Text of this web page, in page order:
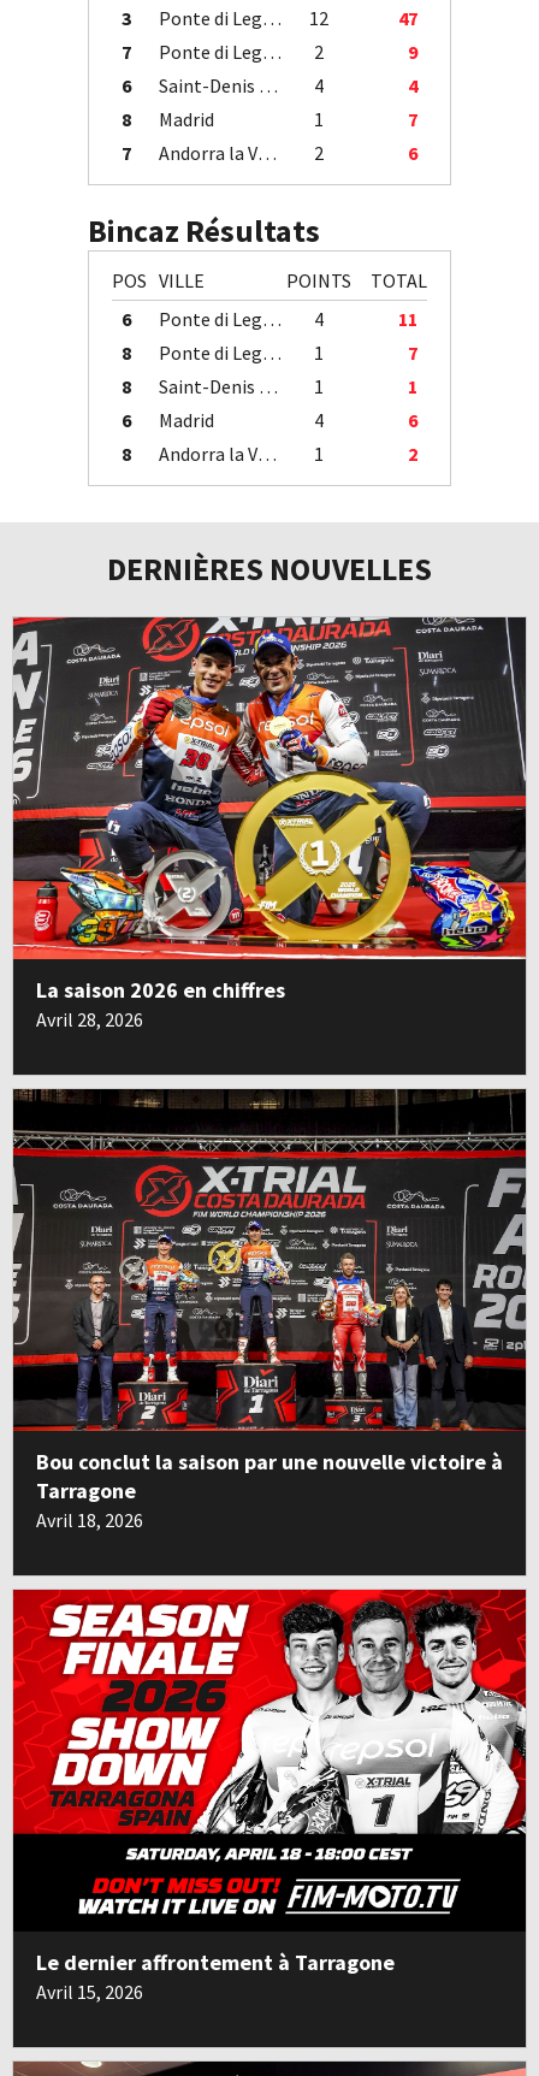
3 Ponte di Legno 12
47
7
Ponte di Legno 2
9
6
Saint-Denis / Île de la Réunion 4
4
8
Madrid 1
7
7
Andorra la Vella 2 6
Bincaz Résultats
POS VILLE POINTS
TOTAL
6
Ponte di Legno 4
11
8
Ponte di Legno 1
7
8
Saint-Denis / Île de la Réunion 1
1
6
Madrid 4
6
8
Andorra la Vella 1 2
DERNIÈRES NOUVELLES
La saison 2026 en chiffres
Avril 28, 2026
Bou conclut la saison par une nouvelle victoire à
Tarragone
Avril 18, 2026
Le dernier affrontement à Tarragone
Avril 15, 2026